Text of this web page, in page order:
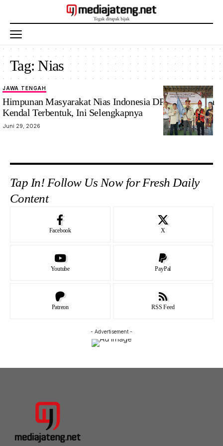
Tag:Nias
JAWA TENGAH
Himpunan Masyarakat Nias Indonesia DPC Kabupaten
Kendal Terbentuk, Ini Selengkapnya
Juni 29, 2026
Tap In! Follow Us Now for Fresh Daily
Content
Facebook X
Youtube PayPal
Patreon RSS Feed
- Advertisement -